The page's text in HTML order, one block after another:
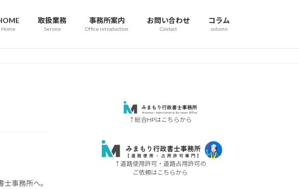
Home
取扱業務
Service
事務所案内
Office introduction
お問い合わせ
Contact
コラム
column
事務所へ。
↑総合HPはこちらから
↑道路使用許可・道路占用許可の
ご依頼はこちらから